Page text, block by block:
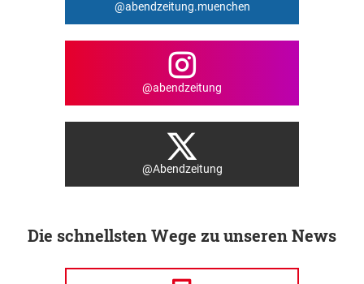
@abendzeitung.muenchen
@abendzeitung
@Abendzeitung
Die schnellsten Wege zu unseren News